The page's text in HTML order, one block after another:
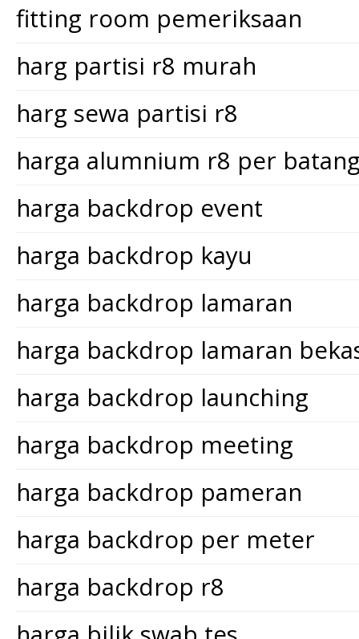
fitting room pemeriksaan
harg partisi r8 murah
harg sewa partisi r8
harga alumnium r8 per
harga backdrop event
harga backdrop kayu
harga backdrop lamaran
harga backdrop lamaran
harga backdrop launching
harga backdrop meeting
harga backdrop pameran
harga backdrop per meter
harga backdrop r8